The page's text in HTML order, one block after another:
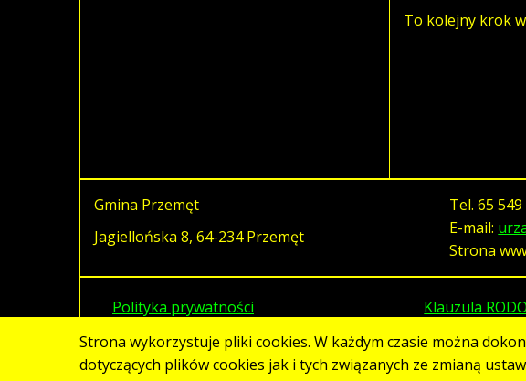
To kolejny krok
Gmina Przemęt
Jagiellońska 8, 64-234 Przemęt
Tel.65 549
E-mail:
Strona
Polityka prywatności Klauzula RODO
Strona
Strona wykorzystuje pliki cookies. W każdym czasie można
dotyczących plików cookies jak i tych związanych ze zmianą